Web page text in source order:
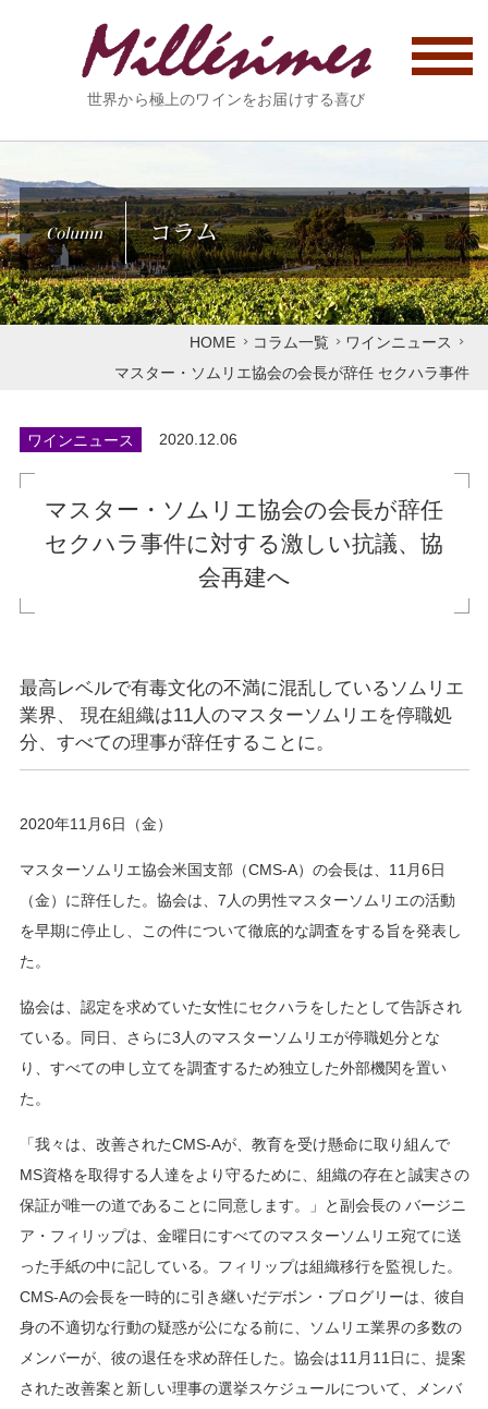
世界から極上のワインをお届けする喜び
Column コラム
HOME コラム一覧
ワインニュース
マスター・ソムリエ協会の会長が辞任 セクハラ事件
ワインニュース 2020.12.06
マスター・ソムリエ協会の会長が辞任
セクハラ事件に対する激しい抗議、協
会再建へ
最高レベルで有毒文化の不満に混乱しているソムリエ
業界、 現在組織は11人のマスターソムリエを停職処
分、すべての理事が辞任することに。
2020年11月6日（金）
マスターソムリエ協会米国支部（CMS-A）の会長は、11月6日
（金）に辞任した。協会は、7人の男性マスターソムリエの活動
を早期に停止し、この件について徹底的な調査をする旨を発表し
た。
協会は、認定を求めていた女性にセクハラをしたとして告訴され
ている。同日、さらに3人のマスターソムリエが停職処分とな
り、すべての申し立てを調査するため独立した外部機関を置い
た。
「我々は、改善されたCMS-Aが、教育を受け懸命に取り組んで
MS資格を取得する人達をより守るために、組織の存在と誠実さの
保証が唯一の道であることに同意します。」と副会長の バージニ
ア・フィリップは、金曜日にすべてのマスターソムリエ宛てに送
った手紙の中に記している。フィリップは組織移行を監視した。
CMS-Aの会長を一時的に引き継いだデボン・ブログリーは、彼自
身の不適切な行動の疑惑が公になる前に、ソムリエ業界の多数の
メンバーが、彼の退任を求め辞任した。協会は11月11日に、提案
された改善案と新しい理事の選挙スケジュールについて、メンバ